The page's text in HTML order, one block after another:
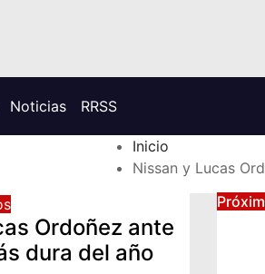
Noticias RRSS
Inicio
Nissan y Lucas
Ordoñez ante
dura del año